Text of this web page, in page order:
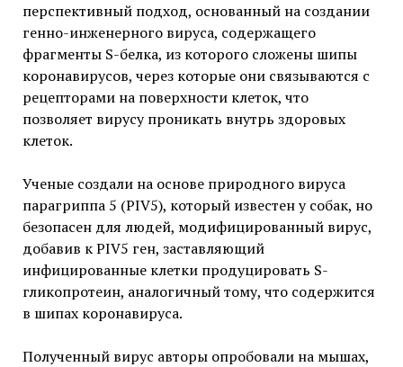
перспективный подход, основанный на создании
генно-инженерного вируса, содержащего
фрагменты S-белка, из которого сложены шипы
коронавирусов, через которые они связываются с
рецепторами на поверхности клеток, что
позволяет вирусу проникать внутрь здоровых
клеток.
Ученые создали на основе природного вируса
парагриппа 5 (PIV5), который известен у собак, но
безопасен для людей, модифицированный вирус,
добавив к PIV5 ген, заставляющий
инфицированные клетки продуцировать S-
гликопротеин, аналогичный тому, что содержится
в шипах коронавируса.
Полученный вирус авторы опробовали на мышах,